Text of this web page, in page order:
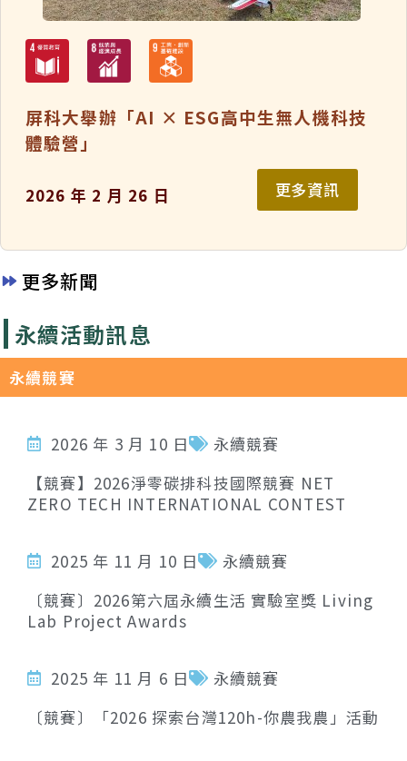
屏科大舉辦「AI × ESG高中生無人機科技
體驗營」
2026 年 2 月 26 日 更多資訊
更多新聞
永續活動訊息
永續競賽
2026 年 3 月 10 日
永續競賽
【競賽】2026淨零碳排科技國際競賽 NET
ZERO TECH INTERNATIONAL CONTEST
2025 年 11 月 10 日
永續競賽
〔競賽〕2026第六屆永續生活 實驗室獎 Living
Lab Project Awards
2025 年 11 月 6 日
永續競賽
〔競賽〕「2026 探索台灣120h-你農我農」活動